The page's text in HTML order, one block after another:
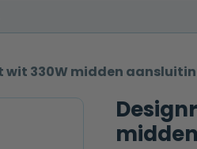
330W midden